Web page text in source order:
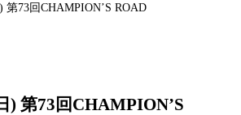
第73回CHAMPION’S ROAD
) 第73回CHAMPION’S